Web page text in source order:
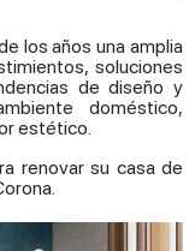
los años una amplia
soluciones
de diseño y
doméstico,
estético.
renovar su casa de